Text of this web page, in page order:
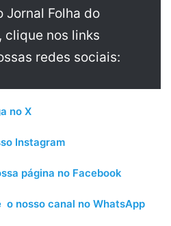
Jornal Folha do
clique nos links
redes sociais:
no X
Instagram
página no Facebook
o nosso canal no WhatsApp